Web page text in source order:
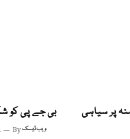
پر سیاہی
بی جے پی کو
Byویب ڈیسک